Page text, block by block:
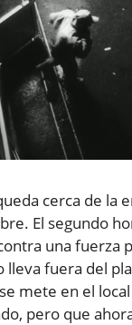
cerca de la
El segundo
una fuerza
fuera del
mete en el
pero que